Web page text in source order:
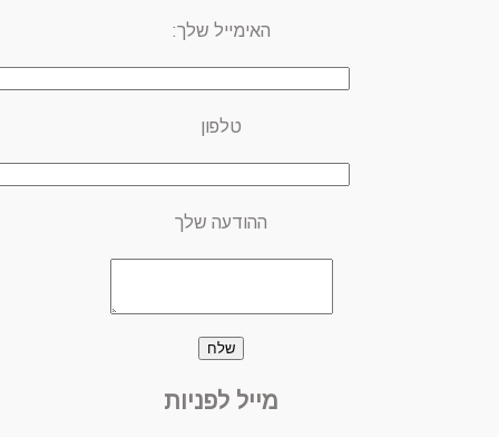
האימייל שלך:
טלפון
ההודעה שלך
מייל לפניות